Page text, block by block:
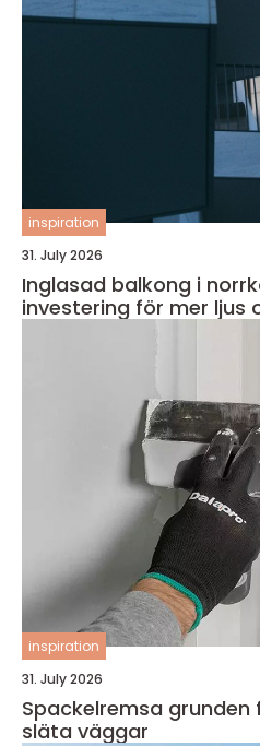
inspiration
31. July 2026
Inglasad balkong i
investering för mer ljus
inspiration
31. July 2026
Spackelremsa grunden för hållbara och
släta väggar